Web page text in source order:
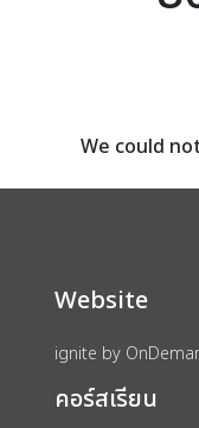
assignment ลงทะเบีย
We could
Website
ignite by
คอร์สเรียน